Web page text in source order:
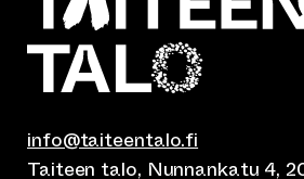
info@taiteentalo.fi
Taiteen talo, Nunnankatu 4,